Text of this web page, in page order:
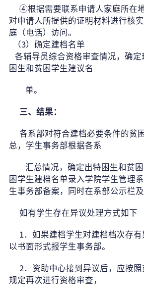
④根据需要联系申请人家庭所在
对申请人所提供的证明材料进行核
庭（电话）访问。
（3）确定建档名单
各辅导员综合资格审查情况，确定
困生和贫困学生建议名
单。
三、结果：
各系部对符合建档必要条件的贫
总，学生事务部根据各系
汇总情况，确定出特困生和贫
困学生建档名单录入学院学生管理
生事务部备案，同时在系部公示栏
如有学生存在异议处理方式如下
1 ．如果建档学生对建档档次存
以书面形式报学生事务部。
2 ．资助中心接到异议后，应按
规定再次进行资格审查，